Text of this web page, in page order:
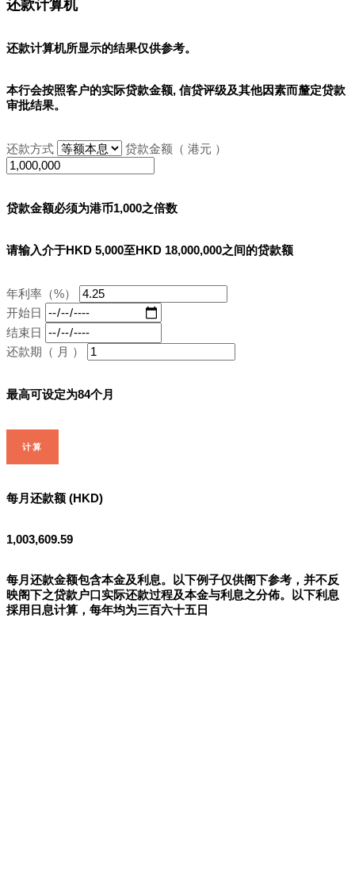
还款计算机
还款计算机所显示的结果仅供参考。
本行会按照客户的实际贷款金额, 信贷评级及其他因素而釐定贷款
审批结果。
还款方式 贷款金额（ 港元 ）
贷款金额必须为港币1,000之倍数
请输入介于HKD 5,000至HKD 18,000,000之间的贷款额
年利率（%）
开始日
结束日
还款期（ 月 ）
最高可设定为84个月
计算
每月还款额 (HKD)
1,003,609.59
每月还款金额包含本金及利息。以下例子仅供阁下参考，并不反
映阁下之贷款户口实际还款过程及本金与利息之分佈。以下利息
採用日息计算，每年均为三百六十五日